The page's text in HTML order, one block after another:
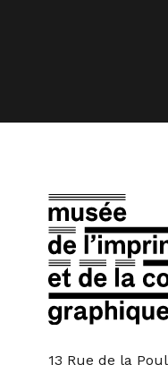
13 Rue de la